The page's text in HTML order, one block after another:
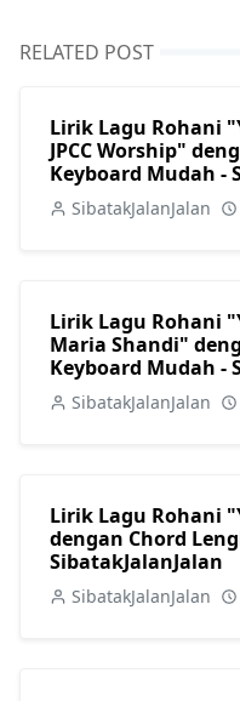
RELATED POST
Lirik Lagu Rohani
JPCC Worship"
Keyboard Mudah -
SibatakJalanJalan
Lirik Lagu Rohani
Maria Shandi"
Keyboard Mudah -
SibatakJalanJalan
Lirik Lagu Rohani
dengan Chord
SibatakJalanJalan
SibatakJalanJalan